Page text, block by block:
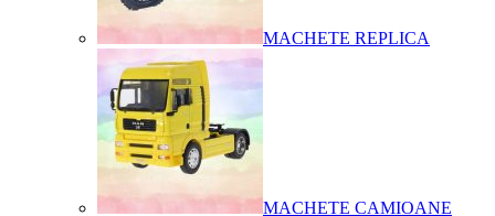
MACHETE REPLICA
MACHETE CAMIOANE